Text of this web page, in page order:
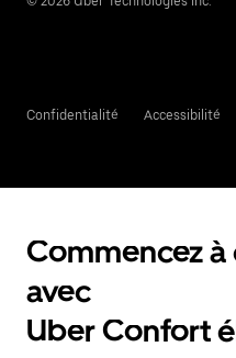
Confidentialité Accessibilité
Commencez
avec
Uber Confort